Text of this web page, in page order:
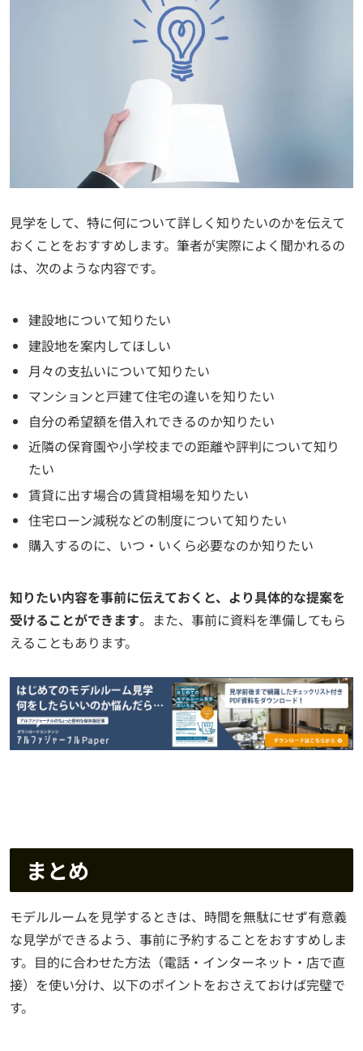
見学をして、特に何について詳しく知りたいのかを伝えて
おくことをおすすめします。筆者が実際によく聞かれるの
は、次のような内容です。
建設地について知りたい
建設地を案内してほしい
月々の支払いについて知りたい
マンションと戸建て住宅の違いを知りたい
自分の希望額を借入れできるのか知りたい
近隣の保育園や小学校までの距離や評判について知り
たい
賃貸に出す場合の賃貸相場を知りたい
住宅ローン減税などの制度について知りたい
購入するのに、いつ・いくら必要なのか知りたい
知りたい内容を事前に伝えておくと、より具体的な提案を
受けることができます。また、事前に資料を準備してもら
えることもあります。
まとめ
モデルルームを見学するときは、時間を無駄にせず有意義
な見学ができるよう、事前に予約することをおすすめしま
す。目的に合わせた方法（電話・インターネット・店で直
接）を使い分け、以下のポイントをおさえておけば完璧で
す。